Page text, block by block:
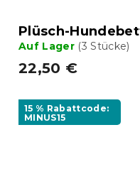
Plüsch-
Auf Lager (3 Stücke)
22,50 €
15 % Rabattcode:
MINUS15